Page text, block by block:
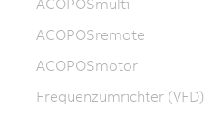
ACOPOSremote
ACOPOSmotor
Frequenzumrichter (VFD)